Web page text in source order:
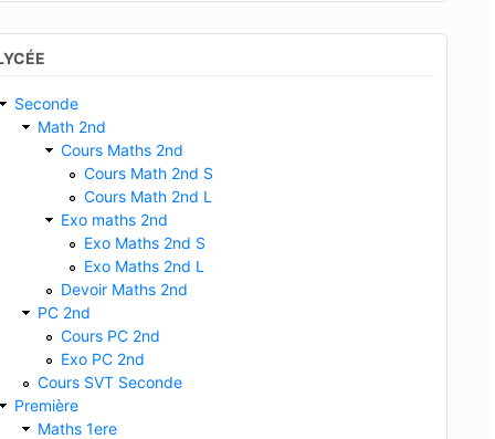
Seconde
Math 2nd
Cours Maths 2nd
Cours Math 2nd S
Cours Math 2nd L
Exo maths 2nd
Exo Maths 2nd S
Exo Maths 2nd L
Devoir Maths 2nd
PC 2nd
Cours PC 2nd
Exo PC 2nd
Cours SVT Seconde
Première
Maths 1ere